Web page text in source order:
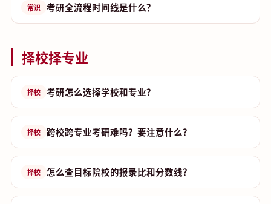
常识 考研全流程时间线是什么？
择校择专业
择校 考研怎么选择学校和专业？
择校 跨校跨专业考研难吗？要注意什么？
择校 怎么查目标院校的报录比和分数线？